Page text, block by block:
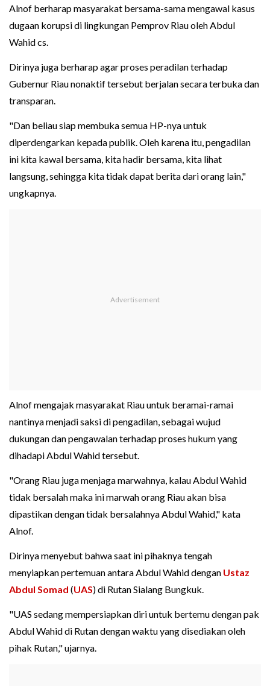
Alnof berharap masyarakat bersama-sama mengawal kasus
dugaan korupsi di lingkungan Pemprov Riau oleh Abdul
Wahid cs.
Dirinya juga berharap agar proses peradilan terhadap
Gubernur Riau nonaktif tersebut berjalan secara terbuka dan
transparan.
"Dan beliau siap membuka semua HP-nya untuk
diperdengarkan kepada publik. Oleh karena itu, pengadilan
ini kita kawal bersama, kita hadir bersama, kita lihat
langsung, sehingga kita tidak dapat berita dari orang lain,"
ungkapnya.
Alnof mengajak masyarakat Riau untuk beramai-ramai
nantinya menjadi saksi di pengadilan, sebagai wujud
dukungan dan pengawalan terhadap proses hukum yang
dihadapi Abdul Wahid tersebut.
"Orang Riau juga menjaga marwahnya, kalau Abdul Wahid
tidak bersalah maka ini marwah orang Riau akan bisa
dipastikan dengan tidak bersalahnya Abdul Wahid," kata
Alnof.
Dirinya menyebut bahwa saat ini pihaknya tengah
menyiapkan pertemuan antara Abdul Wahid dengan Ustaz
Abdul Somad (UAS) di Rutan Sialang Bungkuk.
"UAS sedang mempersiapkan diri untuk bertemu dengan pak
Abdul Wahid di Rutan dengan waktu yang disediakan oleh
pihak Rutan," ujarnya.